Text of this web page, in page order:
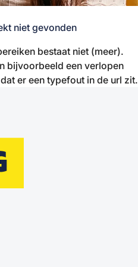
niet gevonden
bestaat niet (meer).
bijvoorbeeld een verlopen
er een typefout in de url zit.